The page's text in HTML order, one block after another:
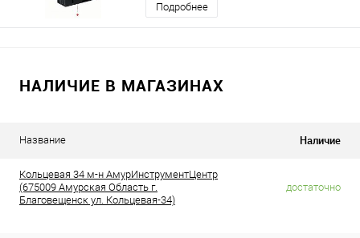
Подробнее
НАЛИЧИЕ В МАГАЗИНАХ
Название Наличие
Кольцевая 34 м-н АмурИнструментЦентр
(675009 Амурская Область г.
Благовещенск ул. Кольцевая-34)
достаточно